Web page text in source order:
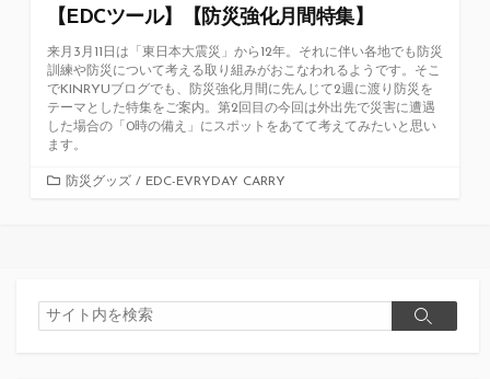
【EDCツール】【防災強化月間特集】
来月3月11日は「東日本大震災」から12年。それに伴い各地でも防災
訓練や防災について考える取り組みがおこなわれるようです。そこ
でKINRYUブログでも、防災強化月間に先んじて2週に渡り防災を
テーマとした特集をご案内。第2回目の今回は外出先で災害に遭遇
した場合の「0時の備え」にスポットをあてて考えてみたいと思い
ます。
カ
防災グッズ / EDC-EVRYDAY CARRY
検
索
検